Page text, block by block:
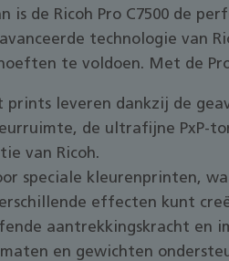
de Ricoh Pro C7500 de
technologie van
te voldoen. Met de Pro
leveren dankzij de
de ultrafijne PxP-
van Ricoh.
speciale kleurenprinten,
effecten kunt
aantrekkingskracht en
en gewichten